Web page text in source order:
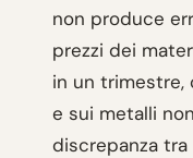
non produce
prezzi dei
in un trimestre,
e sui metalli
discrepanza